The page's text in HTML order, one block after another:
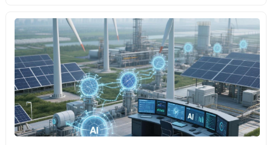
商业诋毁、侵犯商业秘密等不正当竞争行为，扰乱境内市
场竞争秩序，损害境内经营者或者消费者合法权益的，坚
决予以打击，保障我国产业链供应链安全，维护我国国家
和企业利益。积极探索域外执法实践，加快建设专门的涉
外执法人才队伍，支持有条件的...